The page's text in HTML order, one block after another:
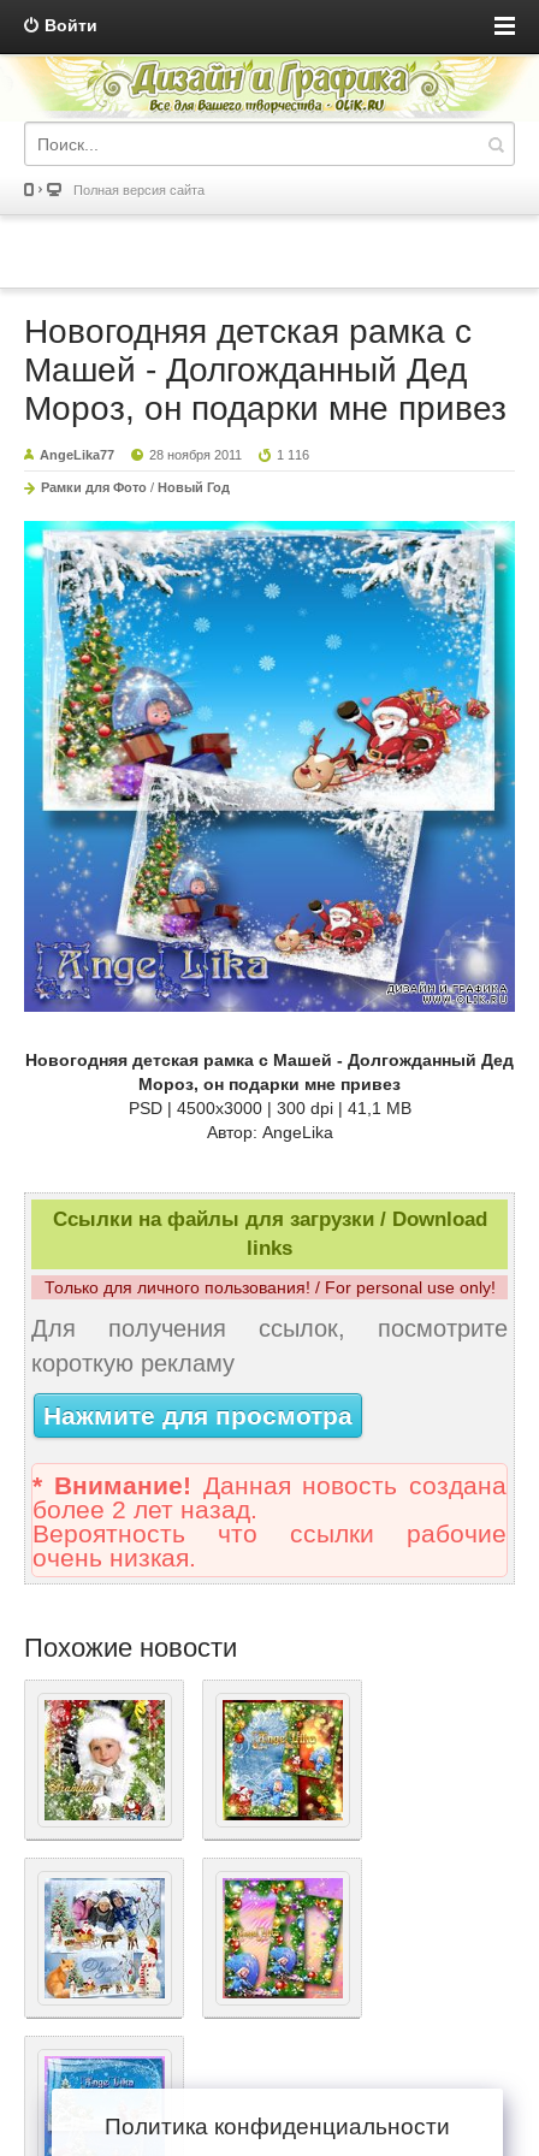
Войти
Полная версия сайта
Новогодняя детская рамка с
Машей - Долгожданный Дед
Мороз, он подарки мне привез
AngeLika77 28 ноября 2011 1 116
Рамки для Фото / Новый Год
Новогодняя детская рамка с Машей - Долгожданный Дед
Мороз, он подарки мне привез
PSD | 4500x3000 | 300 dpi | 41,1 MB
Автор: AngeLika
Ссылки на файлы для загрузки / Download
links
Только для личного пользования! / For personal use only!
Для получения ссылок, посмотрите
короткую рекламу
Нажмите для просмотра
* Внимание! Данная новость создана
более 2 лет назад.
Вероятность что ссылки рабочие
очень низкая.
Похожие новости
Политика конфиденциальности